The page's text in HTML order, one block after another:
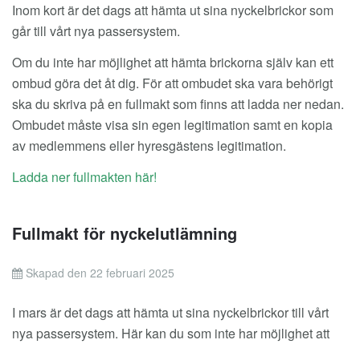
Inom kort är det dags att hämta ut sina nyckelbrickor som
går till vårt nya passersystem.
Om du inte har möjlighet att hämta brickorna själv kan ett
ombud göra det åt dig. För att ombudet ska vara behörigt
ska du skriva på en fullmakt som finns att ladda ner nedan.
Ombudet måste visa sin egen legitimation samt en kopia
av medlemmens eller hyresgästens legitimation.
Ladda ner fullmakten här!
Fullmakt för nyckelutlämning
Skapad den 22 februari 2025
I mars är det dags att hämta ut sina nyckelbrickor till vårt
nya passersystem. Här kan du som inte har möjlighet att